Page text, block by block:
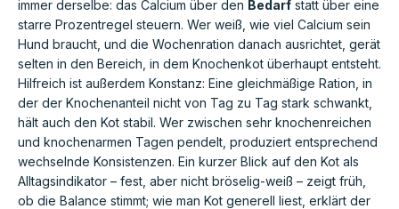
immer derselbe: das Calcium über den Bedarf statt über eine
starre Prozentregel steuern. Wer weiß, wie viel Calcium sein
Hund braucht, und die Wochenration danach ausrichtet, gerät
selten in den Bereich, in dem Knochenkot überhaupt entsteht.
Hilfreich ist außerdem Konstanz: Eine gleichmäßige Ration, in
der der Knochenanteil nicht von Tag zu Tag stark schwankt,
hält auch den Kot stabil. Wer zwischen sehr knochenreichen
und knochenarmen Tagen pendelt, produziert entsprechend
wechselnde Konsistenzen. Ein kurzer Blick auf den Kot als
Alltagsindikator – fest, aber nicht bröselig-weiß – zeigt früh,
ob die Balance stimmt; wie man Kot generell liest, erklärt der